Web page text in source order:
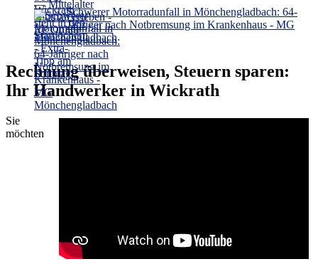
Schwerer Motorradunfall in Mönchengladbach: 64-
Jähriger nach Notbremsung im Krankenhaus - MG
Mönchengladbach
Rechnung überweisen, Steuern sparen:
Ihr Handwerker in Wickrath
Sie
möchten